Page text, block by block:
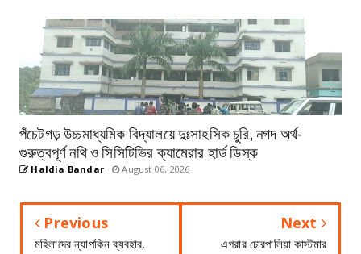
পঁচেটগড় উচ্চমাধ্যমিক বিদ্যালয়ে দুঃসাহসিক চুরি, নগদ অর্থ-
গুরুত্বপূর্ণ নথি ও সিসিটিভির ক্যামেরার হার্ড ডিস্ক
Haldia Bandar August 06, 2026
Previous
মহিলাদের ন্যাপকিন ব্যবহার,
Next
এগরার চোরপালিয়া কাস্টমার